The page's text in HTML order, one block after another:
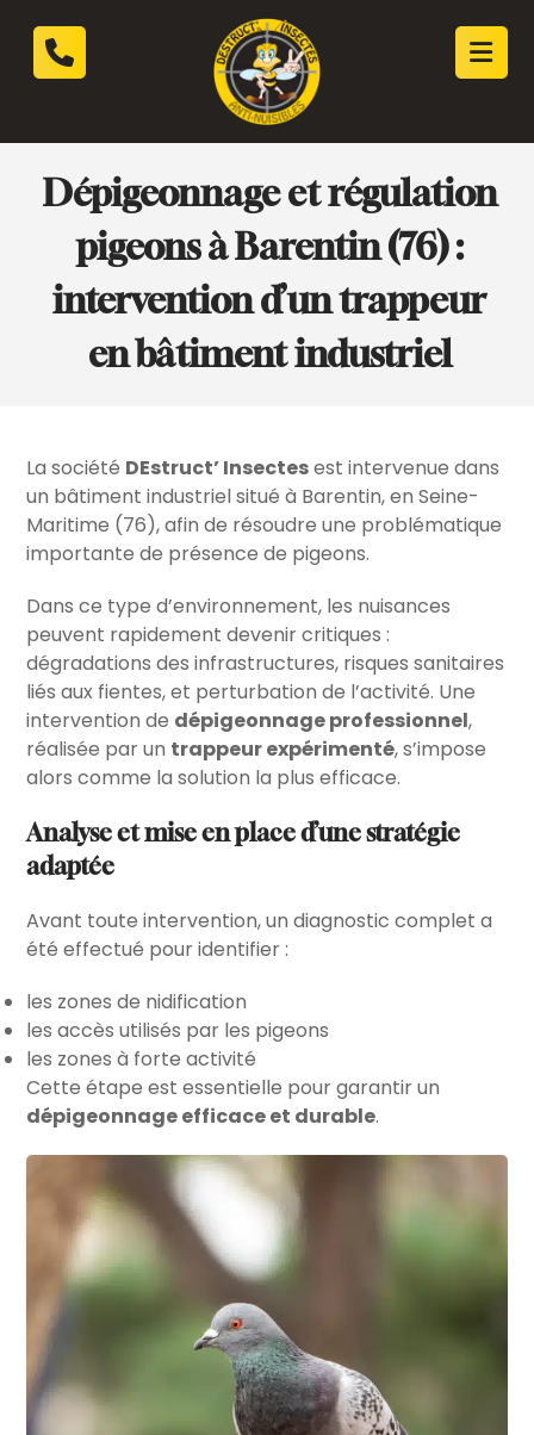
Dépigeonnage et régulation
pigeons à Barentin (76) :
intervention d’un trappeur
en bâtiment industriel
La société DEstruct’ Insectesest intervenue dans
un bâtiment industriel situé à Barentin, en Seine-
Maritime (76), afin de résoudre une problématique
importante de présence de pigeons.
Dans ce type d’environnement, les nuisances
peuvent rapidement devenir critiques :
dégradations des infrastructures, risques sanitaires
liés aux fientes, et perturbation de l’activité. Une
intervention de dépigeonnage professionnel,
réalisée par un trappeur expérimenté, s’impose
alors comme la solution la plus efficace.
Analyse et mise en place d’une stratégie
adaptée
Avant toute intervention, un diagnostic complet a
été effectué pour identifier :
les zones de nidification
les accès utilisés par les pigeons
les zones à forte activité
Cette étape est essentielle pour garantir un
dépigeonnage efficace et durable.